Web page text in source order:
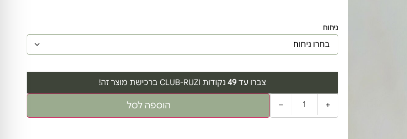
ניחוח
צברו עד 49 נקודות CLUB-RUZI ברכישת מוצר זה!
− + הוספה לסל